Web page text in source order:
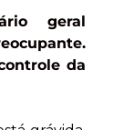
geral
da